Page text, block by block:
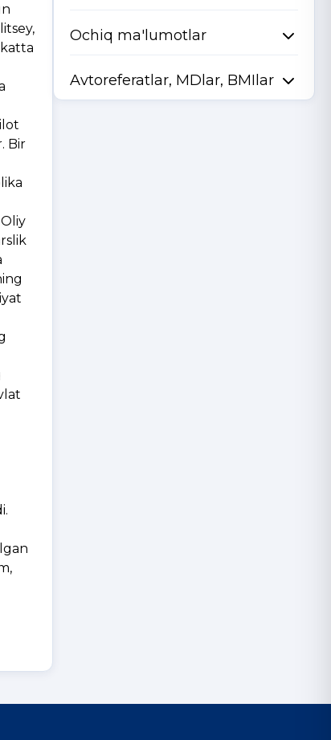
Bir
Ochiq ma'lumotlar
Avtoreferatlar, MDlar, BMIlar